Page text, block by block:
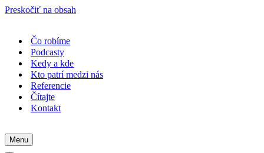
Preskočiť na obsah
Čo robíme
Podcasty
Kedy a kde
Kto patrí medzi nás
Referencie
Čítajte
Kontakt
Menu
Menu